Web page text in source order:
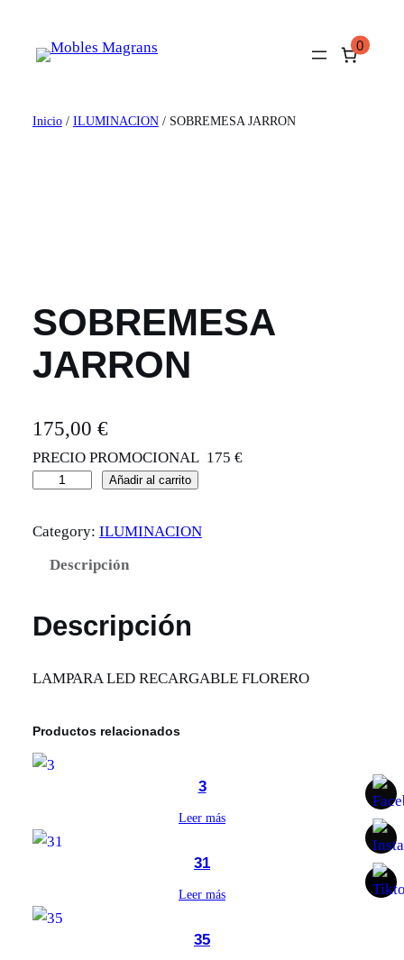
contenido
0
Inicio/ ILUMINACION/ SOBREMESA JARRON
SOBREMESA
JARRON
175,00 €
PRECIO PROMOCIONAL 175 €
B
E
A
A
R
N
n
Añadir al carrito
Category: ILUMINACION
Descripción
Descripción
LAMPARA LED RECARGABLE FLORERO
Productos relacionados
3
Leer más
31
Leer más
35